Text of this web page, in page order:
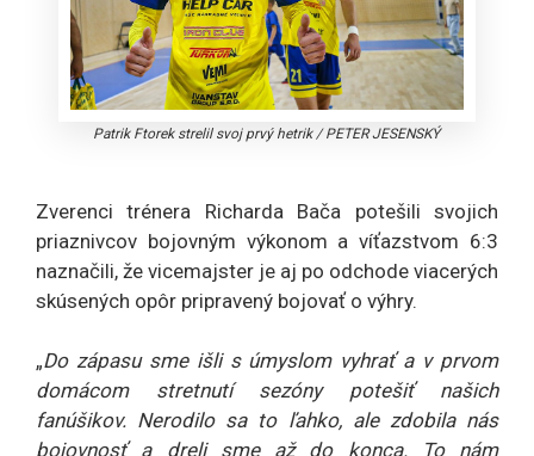
Patrik Ftorek strelil svoj prvý hetrik/PETER JESENSKÝ
Zverenci trénera Richarda Bača potešili svojich
priaznivcov bojovným výkonom a víťazstvom 6:3
naznačili, že vicemajster je aj po odchode viacerých
skúsených opôr pripravený bojovať o výhry.
„Do zápasu sme išli s úmyslom vyhrať a v prvom
domácom stretnutí sezóny potešiť našich
fanúšikov. Nerodilo sa to ľahko, ale zdobila nás
bojovnosť a dreli sme až do konca. To nám